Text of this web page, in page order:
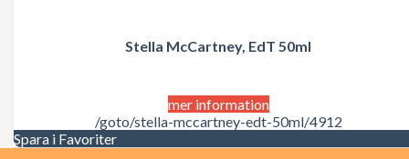
Geoffrey Beene
Stella McCartney, EdT 50ml
mer information
/goto/stella-mccartney-edt-50ml/4912
Spara i Favoriter